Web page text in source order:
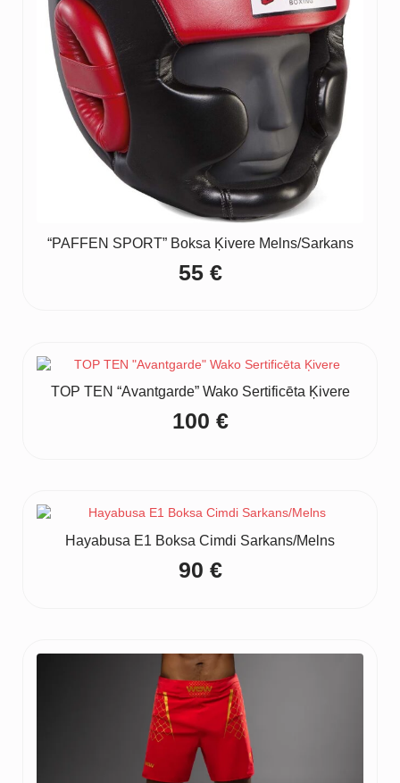
“PAFFEN SPORT” Boksa Ķivere Melns/Sarkans
55 €
TOP TEN “Avantgarde” Wako Sertificēta Ķivere
100 €
Hayabusa E1 Boksa Cimdi Sarkans/Melns
90 €